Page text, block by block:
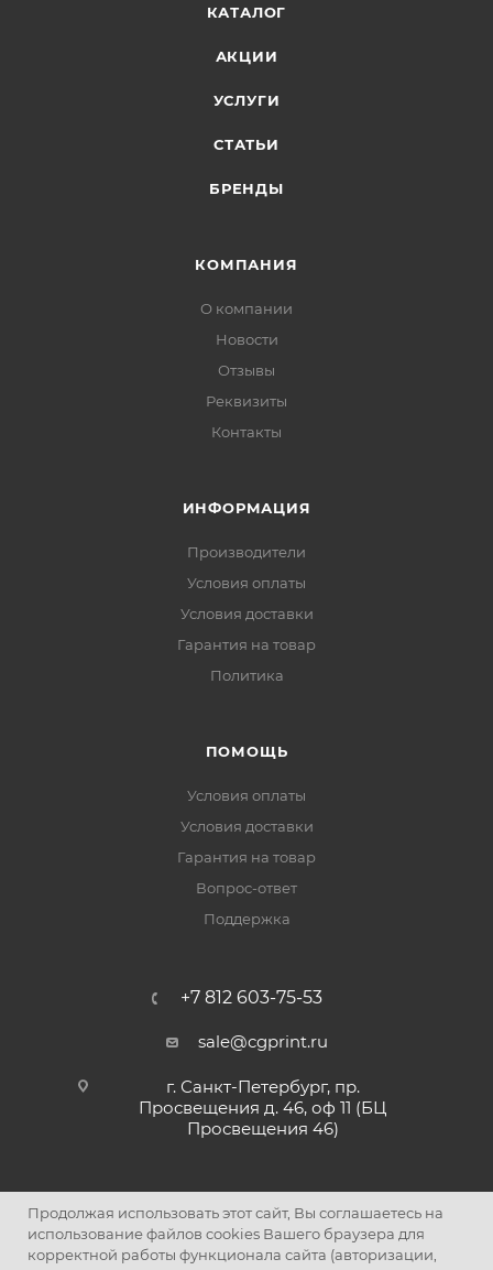
КАТАЛОГ
АКЦИИ
УСЛУГИ
СТАТЬИ
БРЕНДЫ
КОМПАНИЯ
О компании
Новости
Отзывы
Реквизиты
Контакты
ИНФОРМАЦИЯ
Производители
Условия оплаты
Условия доставки
Гарантия на товар
Политика
ПОМОЩЬ
Условия оплаты
Условия доставки
Гарантия на товар
Вопрос-ответ
Поддержка
+7 812 603-75-53
sale@cgprint.ru
г. Санкт-Петербург, пр.
Просвещения д. 46, оф 11 (БЦ
Просвещения 46)
2026 © Интернет-магазин картриджей и расходных
Продолжая использовать этот сайт, Вы соглашаетесь на
использование файлов cookies Вашего браузера для
корректной работы функционала сайта (авторизации,